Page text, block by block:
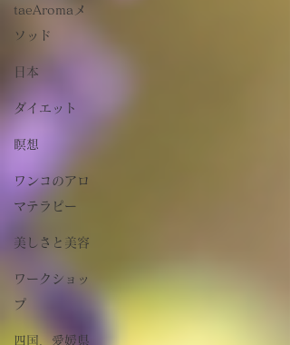
taeAromaメ
ソッド
日本
ダイエット
瞑想
ワンコのアロ
マテラピー
美しさと美容
ワークショッ
プ
四国、愛媛県